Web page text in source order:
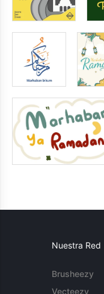
Nuestra Red
Brusheezy
Vecteezy